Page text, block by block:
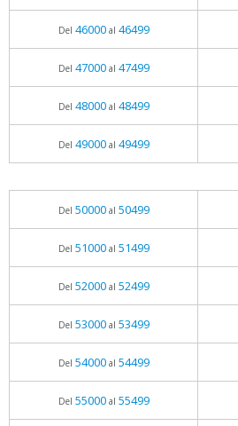
Del 46000al 46499
Del 47000al 47499
Del 48000al 48499
Del 49000al 49499
Del 50000al 50499
Del 51000al 51499
Del 52000al 52499
Del 53000al 53499
Del 54000al 54499
Del 55000al 55499